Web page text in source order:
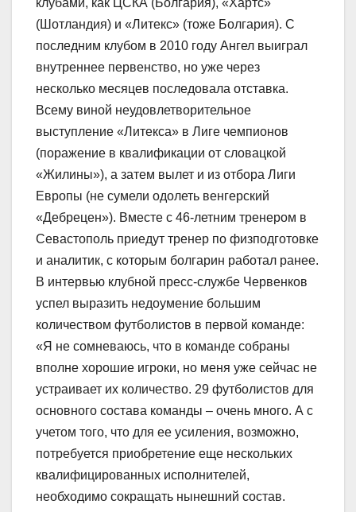
клубами, как ЦСКА (Болгария), «Хартс»
(Шотландия) и «Литекс» (тоже Болгария). С
последним клубом в 2010 году Ангел выиграл
внутреннее первенство, но уже через
несколько месяцев последовала отставка.
Всему виной неудовлетворительное
выступление «Литекса» в Лиге чемпионов
(поражение в квалификации от словацкой
«Жилины»), а затем вылет и из отбора Лиги
Европы (не сумели одолеть венгерский
«Дебрецен»). Вместе с 46-летним тренером в
Севастополь приедут тренер по физподготовке
и аналитик, с которым болгарин работал ранее.
В интервью клубной пресс-службе Червенков
успел выразить недоумение большим
количеством футболистов в первой команде:
«Я не сомневаюсь, что в команде собраны
вполне хорошие игроки, но меня уже сейчас не
устраивает их количество. 29 футболистов для
основного состава команды – очень много. А с
учетом того, что для ее усиления, возможно,
потребуется приобретение еще нескольких
квалифицированных исполнителей,
необходимо сокращать нынешний состав.